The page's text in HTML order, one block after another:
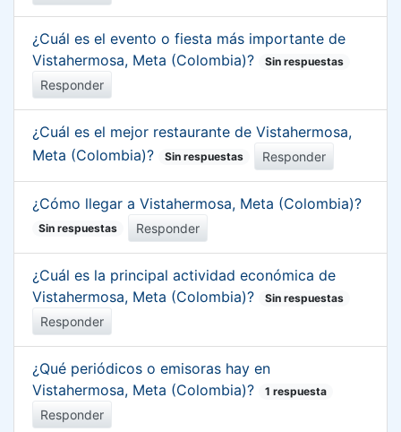
¿Cuál es el evento o fiesta más importante de
Vistahermosa, Meta (Colombia)?
Sin respuestas
Responder
¿Cuál es el mejor restaurante de Vistahermosa,
Meta (Colombia)?
Sin respuestas Responder
¿Cómo llegar a Vistahermosa, Meta (Colombia)?
Sin respuestas Responder
¿Cuál es la principal actividad económica de
Vistahermosa, Meta (Colombia)?
Sin respuestas
Responder
¿Qué periódicos o emisoras hay en
Vistahermosa, Meta (Colombia)?
1 respuesta
Responder